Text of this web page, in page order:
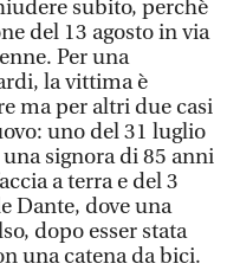
subito, perchè
del 13 agosto in via
Per una
la vittima è
ma per altri due casi
uno del 31 luglio
signora di 85 anni
a terra e del 3
Dante, dove una
dopo esser stata
una catena da bici.